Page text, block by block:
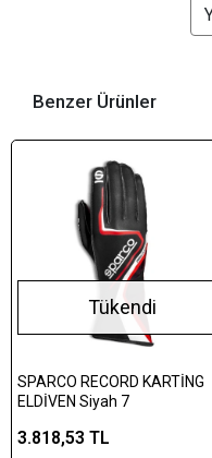
Benzer Ürünler
Tükendi
SPARCO RECORD KARTİNG
ELDİVEN Siyah 7
3.818,53 TL